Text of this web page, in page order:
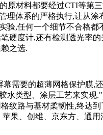
原材料都要经过CTI等第
理体系的严格执行,让从
验,任何一个细节不合格
硬度计,还有检测透光率
之选.
需要的超薄网格保护膜,
水类型、涂层工艺来实现
纹路与基材柔韧性,终达
果、创维、京东方、通